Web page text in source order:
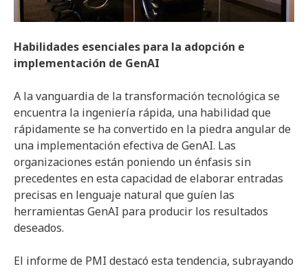
Habilidades esenciales para la adopción e
implementación de GenAI
A la vanguardia de la transformación tecnológica se
encuentra la ingeniería rápida, una habilidad que
rápidamente se ha convertido en la piedra angular de
una implementación efectiva de GenAI. Las
organizaciones están poniendo un énfasis sin
precedentes en esta capacidad de elaborar entradas
precisas en lenguaje natural que guíen las
herramientas GenAI para producir los resultados
deseados.
El informe de PMI destacó esta tendencia, subrayando